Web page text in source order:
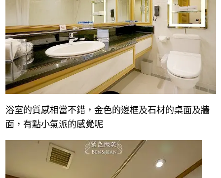
浴室的質感相當不錯，金色的邊框及石材的桌面及牆
面，有點小氣派的感覺呢